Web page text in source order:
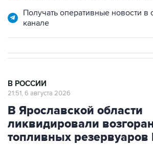
Получать оперативные новости
канале
В РОССИИ
21:51, 6 августа 2026
В Ярославской области
ликвидировали
топливных